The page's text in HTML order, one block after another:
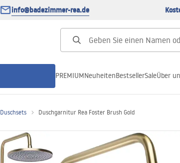
info@badezimmer-rea.de
PREMIUMNeuheitenBestsellerSaleÜber
Duschsets Duschgarnitur Rea Foster Brush Gold